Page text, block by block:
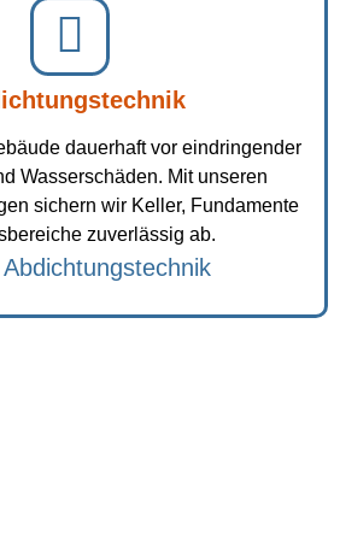
dauerhaft vor eindringender
Wasserschäden. Mit unseren
sichern wir Keller, Fundamente
zuverlässig ab.